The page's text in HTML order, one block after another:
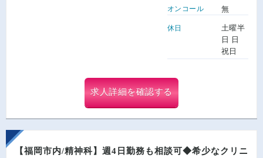
オンコール 無
休日
土曜半
日 日
祝日
求人詳細を確認する
【福岡市内/精神科】週4日勤務も相談可◆希少なクリニ